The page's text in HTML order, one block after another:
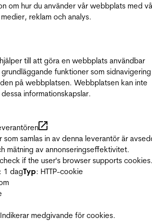
om hur du använder vår webbplats med
reklam och analys.
till att göra en webbplats användbar
funktioner som
på webbplatsen. Webbplatsen kan inte
informationskapslar.
som samlas in av denna leverantör är
mätning av annonseringseffektivitet.
if the user's browser supports
: 1 dagTyp: HTTP-cookie
Indikerar medgivande för cookies.